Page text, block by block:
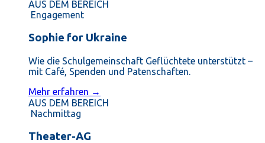
AUS DEM BEREICH
Engagement
Sophie for Ukraine
Wie die Schulgemeinschaft Geflüchtete unterstützt –
mit Café, Spenden und Patenschaften.
Mehr erfahren →
AUS DEM BEREICH
Nachmittag
Theater-AG